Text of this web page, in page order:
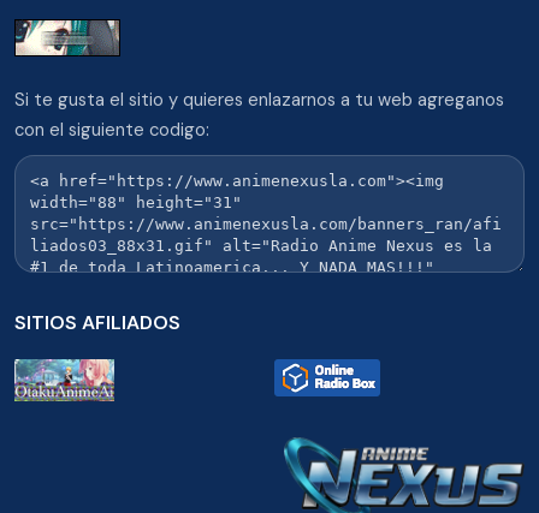
Si te gusta el sitio y quieres enlazarnos a tu web agreganos
con el siguiente codigo:
SITIOS AFILIADOS